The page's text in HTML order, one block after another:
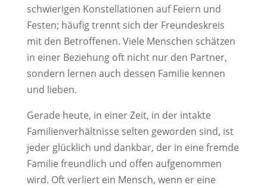
schwierigen Konstellationen auf Feiern und
Festen; häufig trennt sich der Freundeskreis
mit den Betroffenen. Viele Menschen schätzen
in einer Beziehung oft nicht nur den Partner,
sondern lernen auch dessen Familie kennen
und lieben.
Gerade heute, in einer Zeit, in der intakte
Familienverhältnisse selten geworden sind, ist
jeder glücklich und dankbar, der in eine fremde
Familie freundlich und offen aufgenommen
wird. Oft verliert ein Mensch, wenn er eine